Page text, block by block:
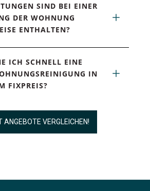
SIND BEI EINER
DER WOHNUNG
ENTHALTEN?
ICH SCHNELL EINE
IN
FIXPREIS?
ANGEBOTE VERGLEICHEN!